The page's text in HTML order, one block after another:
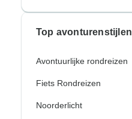
Top avonturenstijlen
Avontuurlijke rondreizen
Fiets Rondreizen
Noorderlicht